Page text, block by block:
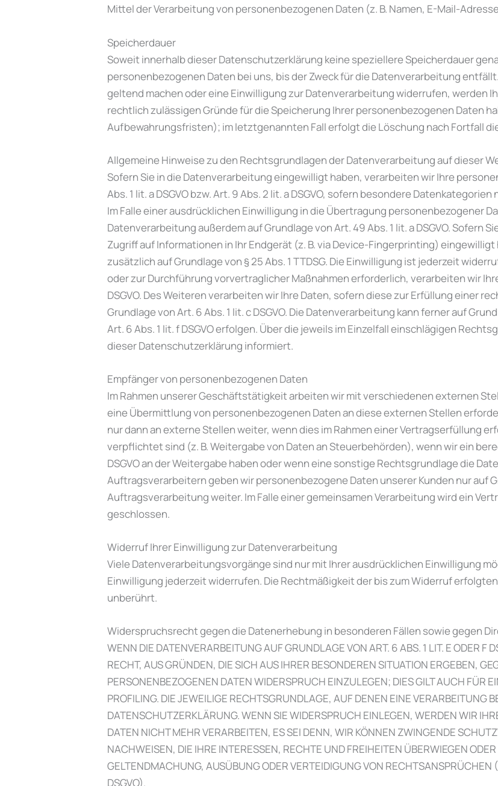
Mittel der Verarbeitung von personenbezogenen Daten (z. B. Namen, E-Mail-
Speicherdauer
Soweit innerhalb dieser Datenschutzerklärung keine speziellere Speicherdauer
personenbezogenen Daten bei uns, bis der Zweck für die Datenverarbeitung
geltend machen oder eine Einwilligung zur Datenverarbeitung widerrufen, werden
rechtlich zulässigen Gründe für die Speicherung Ihrer personenbezogenen Daten
Aufbewahrungsfristen); im letztgenannten Fall erfolgt die Löschung nach Fortfall
Allgemeine Hinweise zu den Rechtsgrundlagen der Datenverarbeitung auf dieser
Sofern Sie in die Datenverarbeitung eingewilligt haben, verarbeiten wir Ihre
Abs. 1 lit. a DSGVO bzw. Art. 9 Abs. 2 lit. a DSGVO, sofern besondere
Im Falle einer ausdrücklichen Einwilligung in die Übertragung personenbezogener
Datenverarbeitung außerdem auf Grundlage von Art. 49 Abs. 1 lit. a DSGVO. Sofern
Zugriff auf Informationen in Ihr Endgerät (z. B. via Device-Fingerprinting)
zusätzlich auf Grundlage von § 25 Abs. 1 TTDSG. Die Einwilligung ist jederzeit
oder zur Durchführung vorvertraglicher Maßnahmen erforderlich, verarbeiten wir
DSGVO. Des Weiteren verarbeiten wir Ihre Daten, sofern diese zur Erfüllung einer
Grundlage von Art. 6 Abs. 1 lit. c DSGVO. Die Datenverarbeitung kann ferner auf
Art. 6 Abs. 1 lit. f DSGVO erfolgen. Über die jeweils im Einzelfall einschlägigen
dieser Datenschutzerklärung informiert.
Empfänger von personenbezogenen Daten
Im Rahmen unserer Geschäftstätigkeit arbeiten wir mit verschiedenen externen
eine Übermittlung von personenbezogenen Daten an diese externen Stellen
nur dann an externe Stellen weiter, wenn dies im Rahmen einer Vertragserfüllung
verpflichtet sind (z. B. Weitergabe von Daten an Steuerbehörden), wenn wir ein
DSGVO an der Weitergabe haben oder wenn eine sonstige Rechtsgrundlage die
Auftragsverarbeitern geben wir personenbezogene Daten unserer Kunden nur auf
Auftragsverarbeitung weiter. Im Falle einer gemeinsamen Verarbeitung wird ein
geschlossen.
Widerruf Ihrer Einwilligung zur Datenverarbeitung
Viele Datenverarbeitungsvorgänge sind nur mit Ihrer ausdrücklichen Einwilligung
Einwilligung jederzeit widerrufen. Die Rechtmäßigkeit der bis zum Widerruf
unberührt.
Widerspruchsrecht gegen die Datenerhebung in besonderen Fällen sowie gegen
WENN DIE DATENVERARBEITUNG AUF GRUNDLAGE VON ART. 6 ABS. 1 LIT. E ODER F
RECHT, AUS GRÜNDEN, DIE SICH AUS IHRER BESONDEREN SITUATION ERGEBEN,
PERSONENBEZOGENEN DATEN WIDERSPRUCH EINZULEGEN; DIES GILT AUCH FÜR
PROFILING. DIE JEWEILIGE RECHTSGRUNDLAGE, AUF DENEN EINE VERARBEITUNG
DATENSCHUTZERKLÄRUNG. WENN SIE WIDERSPRUCH EINLEGEN, WERDEN WIR
DATEN NICHT MEHR VERARBEITEN, ES SEI DENN, WIR KÖNNEN ZWINGENDE
NACHWEISEN, DIE IHRE INTERESSEN, RECHTE UND FREIHEITEN ÜBERWIEGEN
GELTENDMACHUNG, AUSÜBUNG ODER VERTEIDIGUNG VON RECHTSANSPRÜCHEN
DSGVO).